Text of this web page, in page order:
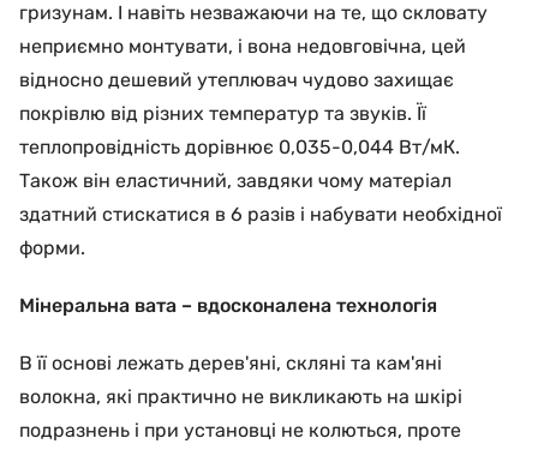
гризунам. І навіть незважаючи на те, що скловату
неприємно монтувати, і вона недовговічна, цей
відносно дешевий утеплювач чудово захищає
покрівлю від різних температур та звуків. Її
теплопровідність дорівнює 0,035-0,044 Вт/мК.
Також він еластичний, завдяки чому матеріал
здатний стискатися в 6 разів і набувати необхідної
форми.
Мінеральна вата – вдосконалена технологія
В її основі лежать дерев'яні, скляні та кам'яні
волокна, які практично не викликають на шкірі
подразнень і при установці не колються, проте